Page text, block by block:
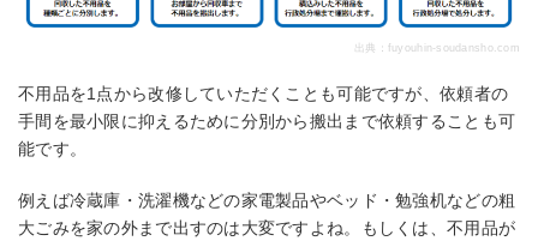
出典： fuyouhin-soudansho.com
不用品を1点から改修していただくことも可能ですが、依頼者の
手間を最小限に抑えるために分別から搬出まで依頼することも可
能です。
例えば冷蔵庫・洗濯機などの家電製品やベッド・勉強机などの粗
大ごみを家の外まで出すのは大変ですよね。もしくは、不用品が